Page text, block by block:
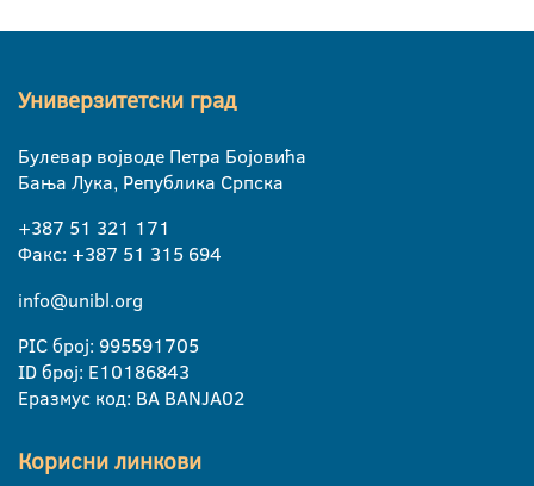
Универзитетски град
Булевар војводе Петра Бојовића
Бања Лука, Република Српска
+387 51 321 171
Факс: +387 51 315 694
info@unibl.org
PIC број: 995591705
ID број: E10186843
Еразмус код: BA BANJA02
Корисни линкови